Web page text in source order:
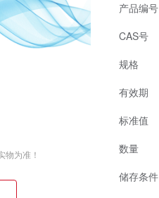
物为准！
产品编号
CAS号
规格
有效期
标准值
数量
储存条件